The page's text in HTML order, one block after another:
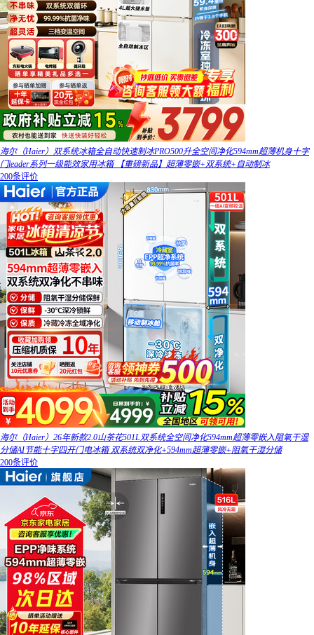
海尔（Haier）双系统冰箱全自动快速制冰PRO500升全空间净化594mm超薄机身十字
门leader系列一级能效家用冰箱 【重磅新品】超薄零嵌+双系统+自动制冰
200条评价
海尔（Haier）26年新款2.0山茶花501L双系统全空间净化594mm超薄零嵌入阻氧干湿
分储AI节能十字四开门电冰箱 双系统双净化+594mm超薄零嵌+阻氧干湿分储
200条评价